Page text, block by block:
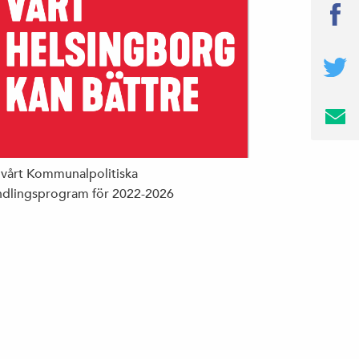
vårt Kommunalpolitiska
för 2022-2026